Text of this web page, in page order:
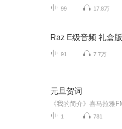
99 17.8万
Raz E级音频 礼盒版
91 7.7万
元旦贺词
1 781